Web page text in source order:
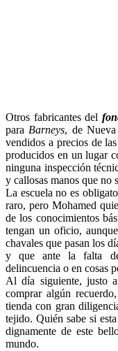
Otros fabricantes del
paraBarneys, de
vendidos a precios de
producidos en un lugar
ninguna inspección
y callosas manos que no
La escuela no es
raro, pero Mohamed
de los conocimientos
tengan un oficio,
chavales que pasan los
y que ante la falta de
delincuencia o en cosas
Al día siguiente, justo
comprar algún
tienda con gran
tejido. Quién sabe si
dignamente de este
mundo.